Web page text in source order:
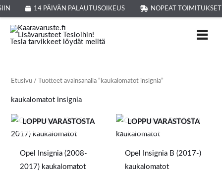
14 PÄIVÄN PALAUTUSOIKEUS NOPEAT
Siirry
sisältöön
Etusivu / Tuotteet avainsanalla “kaukalomatot insignia”
kaukalomatot insignia
LOPPU VARASTOSTA
Opel Insignia (2008-
2017) kaukalomatot
LOPPU VARASTOSTA
Opel Insignia B (2017-)
kaukalomatot